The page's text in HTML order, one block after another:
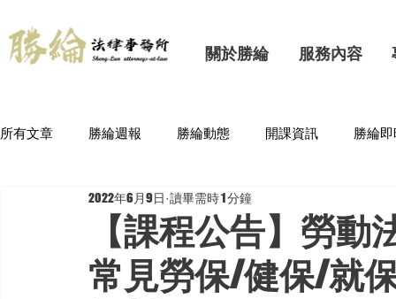
關於勝綸 服務內容
所有文章 勝綸週報 勝綸動態 開課資訊 勝綸
【課程公告】勞動
常見勞保/健保/就
2022年6月9日 讀畢需時 1 分鐘